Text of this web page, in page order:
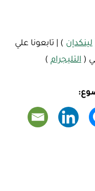
لينكدإن ) | تابعونا علي
( التليجرام )